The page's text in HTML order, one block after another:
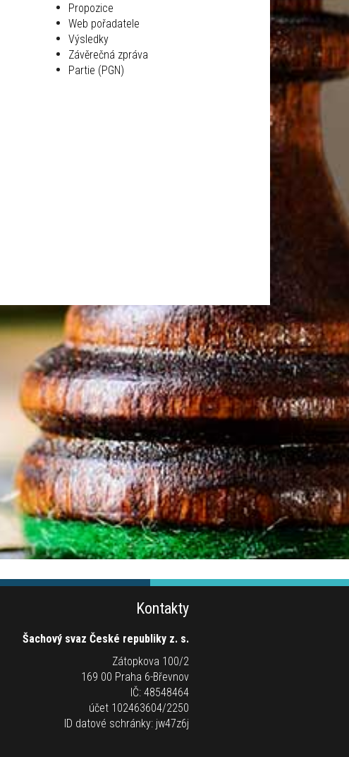
Propozice
Web pořadatele
Výsledky
Závěrečná zpráva
Partie (PGN)
Kontakty
Šachový svaz České republiky z. s.
Zátopkova 100/2
169 00 Praha 6-Břevnov
IČ: 48548464
účet 102463604/2250
ID datové schránky: jw47z6j